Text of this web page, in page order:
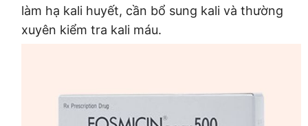
làm hạ kali huyết, cần bổ sung kali và thường
xuyên kiểm tra kali máu.